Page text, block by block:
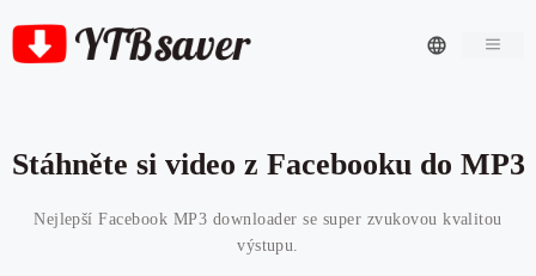
Stáhněte si video z Facebooku do MP3
Nejlepší Facebook MP3 downloader se super zvukovou kvalitou
výstupu.